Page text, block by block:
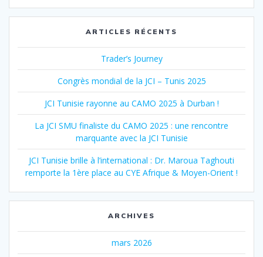
ARTICLES RÉCENTS
Trader’s Journey
Congrès mondial de la JCI – Tunis 2025
JCI Tunisie rayonne au CAMO 2025 à Durban !
La JCI SMU finaliste du CAMO 2025 : une rencontre
marquante avec la JCI Tunisie
JCI Tunisie brille à l’international : Dr. Maroua Taghouti
remporte la 1ère place au CYE Afrique & Moyen-Orient !
ARCHIVES
mars 2026